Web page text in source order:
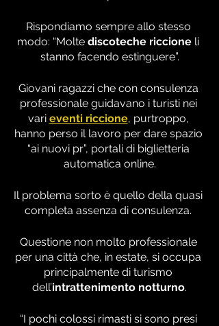
Rispondiamo sempre allo stesso
modo: “Molte discoteche riccione li
stanno facendo estinguere”.
Giovani ragazzi che con consulenza
professionale guidavano i turisti nei
vari eventi riccione, purtroppo,
hanno perso il lavoro per dare spazio
“ai nuovi pr”, portali di biglietteria
automatica online.
Il problema sorto è quello della quasi
completa assenza di consulenza.
Questione non molto professionale
per una città che, in estate, si occupa
principalmente di turismo
dell’intrattenimento notturno.
“I pochi colossi rimasti si sono presi